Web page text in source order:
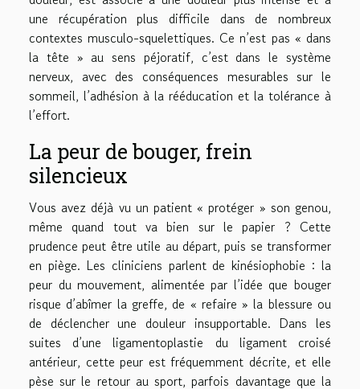
une récupération plus difficile dans de nombreux
contextes musculo-squelettiques. Ce n’est pas « dans
la tête » au sens péjoratif, c’est dans le système
nerveux, avec des conséquences mesurables sur le
sommeil, l’adhésion à la rééducation et la tolérance à
l’effort.
La peur de bouger, frein
silencieux
Vous avez déjà vu un patient « protéger » son genou,
même quand tout va bien sur le papier ? Cette
prudence peut être utile au départ, puis se transformer
en piège. Les cliniciens parlent de kinésiophobie : la
peur du mouvement, alimentée par l’idée que bouger
risque d’abîmer la greffe, de « refaire » la blessure ou
de déclencher une douleur insupportable. Dans les
suites d’une ligamentoplastie du ligament croisé
antérieur, cette peur est fréquemment décrite, et elle
pèse sur le retour au sport, parfois davantage que la